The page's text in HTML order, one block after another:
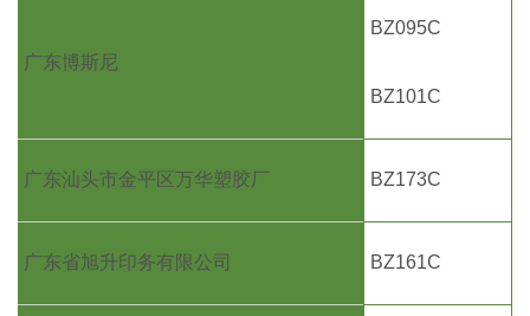
广东博斯尼
BZ095C
BZ101C
广东汕头市金平区万华塑胶厂 BZ173C
广东省旭升印务有限公司 BZ161C